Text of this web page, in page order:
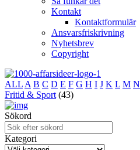
Kontakt
Kontaktformulär
Ansvarsfriskrivning
Nyhetsbrev
Copyright
ALL A B C D E F G H I J K L M N
Fritid & Sport (43)
Sökord
Kategori